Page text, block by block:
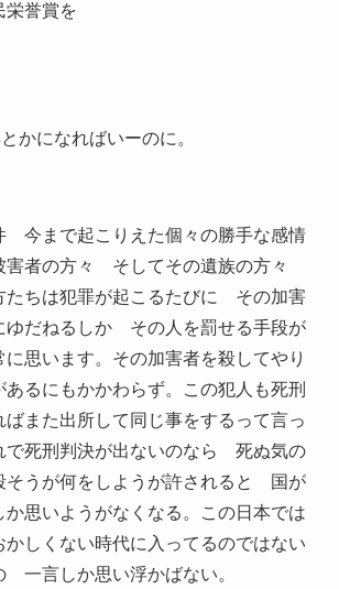
栄誉賞を
かになればいーのに。
今まで起こりえた個々の勝手な感情
害者の方々 そしてその遺族の方々
たちは犯罪が起こるたびに その加害
ゆだねるしか その人を罰せる手段が
思います。その加害者を殺してやり
るにもかかわらず。この犯人も死刑
ばまた出所して同じ事をするって言っ
死刑判決が出ないのなら 死ぬ気の
そうが何をしようが許されると 国が
か思いようがなくなる。この日本では
かしくない時代に入ってるのではない
一言しか思い浮かばない。